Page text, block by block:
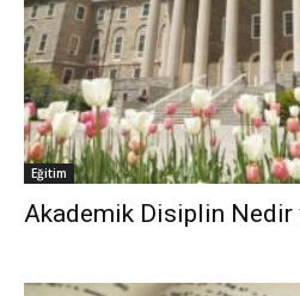
Eğitim
Akademik Disiplin Nedir